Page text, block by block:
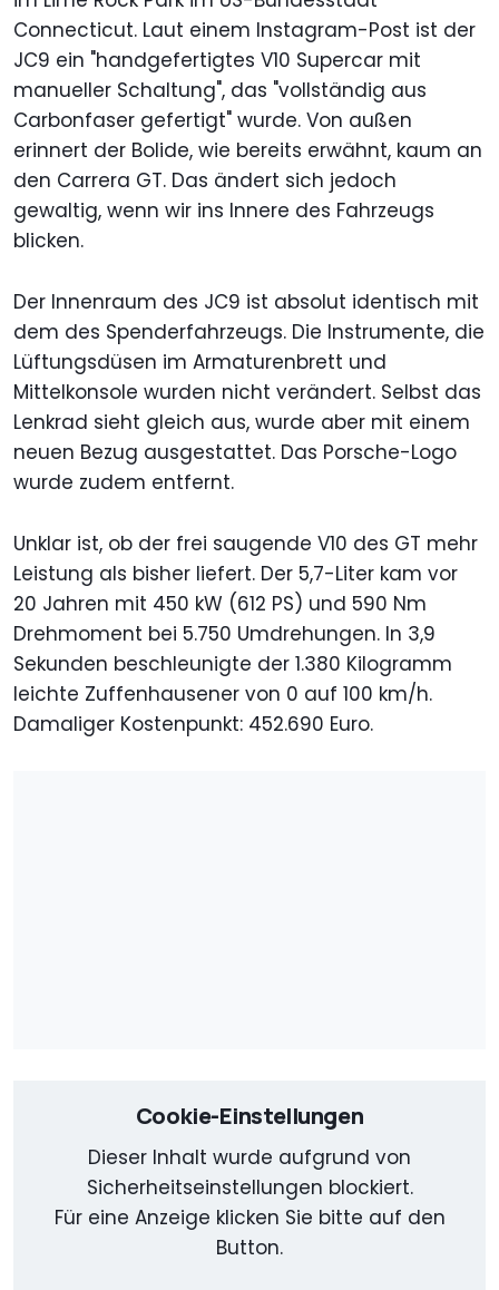
Connecticut. Laut einem Instagram-Post ist der
JC9 ein "handgefertigtes V10 Supercar mit
manueller Schaltung", das "vollständig aus
Carbonfaser gefertigt" wurde. Von außen
erinnert der Bolide, wie bereits erwähnt, kaum an
den Carrera GT. Das ändert sich jedoch
gewaltig, wenn wir ins Innere des Fahrzeugs
blicken.
Der Innenraum des JC9 ist absolut identisch mit
dem des Spenderfahrzeugs. Die Instrumente, die
Lüftungsdüsen im Armaturenbrett und
Mittelkonsole wurden nicht verändert. Selbst das
Lenkrad sieht gleich aus, wurde aber mit einem
neuen Bezug ausgestattet. Das Porsche-Logo
wurde zudem entfernt.
Unklar ist, ob der frei saugende V10 des GT mehr
Leistung als bisher liefert. Der 5,7-Liter kam vor
20 Jahren mit 450 kW (612 PS) und 590 Nm
Drehmoment bei 5.750 Umdrehungen. In 3,9
Sekunden beschleunigte der 1.380 Kilogramm
leichte Zuffenhausener von 0 auf 100 km/h.
Damaliger Kostenpunkt: 452.690 Euro.
Cookie-Einstellungen
Dieser Inhalt wurde aufgrund von
Sicherheitseinstellungen blockiert.
Für eine Anzeige klicken Sie bitte auf den
Button.